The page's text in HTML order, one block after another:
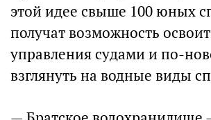
этой идее свыше 100 юных
получат возможность
управления судами и по-
взглянуть на водные виды